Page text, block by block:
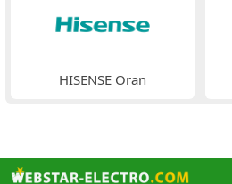
HISENSE Oran